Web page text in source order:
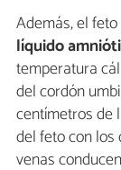
Además, el
líquido
temperatura
del cordón
centímetros de
del feto con los
venas